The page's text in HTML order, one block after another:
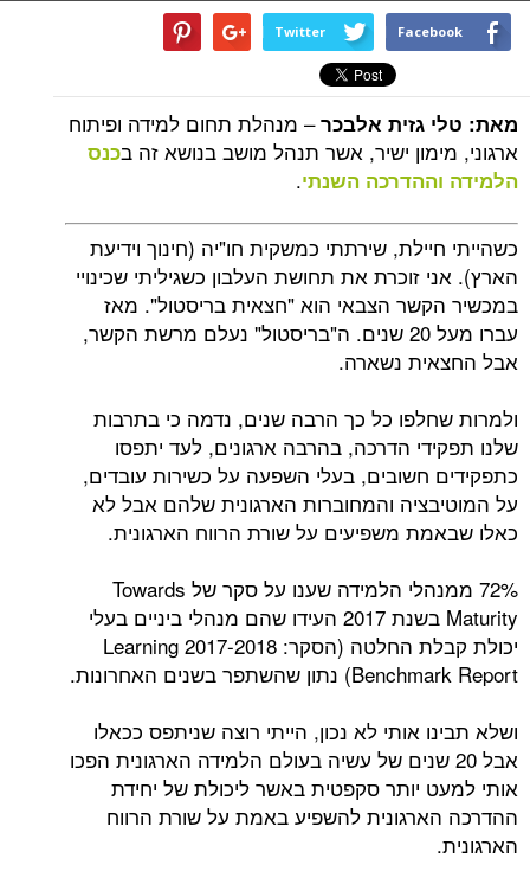
Facebook
Twitter
מאת: טלי גזית אלבכר– מנהלת תחום למידה ופיתוח
ארגוני, מימון ישיר, אשר תנהל מושב בנושא זה בכנס
הלמידה וההדרכה השנתי.
כשהייתי חיילת, שירתתי כמשקית חו"יה (חינוך וידיעת
הארץ). אני זוכרת את תחושת העלבון כשגיליתי שכינויי
במכשיר הקשר הצבאי הוא "חצאית בריסטול". מאז
עברו מעל 20 שנים. ה"בריסטול" נעלם מרשת הקשר,
אבל החצאית נשארה.
ולמרות שחלפו כל כך הרבה שנים, נדמה כי בתרבות
שלנו תפקידי הדרכה, בהרבה ארגונים, לעד יתפסו
כתפקידים חשובים, בעלי השפעה על כשירות עובדים,
על המוטיבציה והמחוברות הארגונית שלהם אבל לא
כאלו שבאמת משפיעים על שורת הרווח הארגונית.
72% ממנהלי הלמידה שענו על סקר של Towards
Maturity בשנת 2017 העידו שהם מנהלי ביניים בעלי
יכולת קבלת החלטה (הסקר: 2017-2018 Learning
Benchmark Report) נתון שהשתפר בשנים האחרונות.
ושלא תבינו אותי לא נכון, הייתי רוצה שניתפס ככאלו
אבל 20 שנים של עשיה בעולם הלמידה הארגונית הפכו
אותי למעט יותר סקפטית באשר ליכולת של יחידת
ההדרכה הארגונית להשפיע באמת על שורת הרווח
הארגונית.